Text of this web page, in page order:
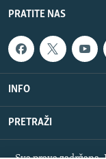
PRATITE NAS
INFO
PRETRAŽI